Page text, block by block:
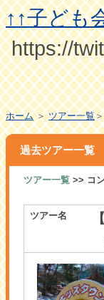
↑↑子ども
https://
ホーム＞ツアー一覧
過去ツアー一覧
ツアー一覧 >> コ
ツアー名